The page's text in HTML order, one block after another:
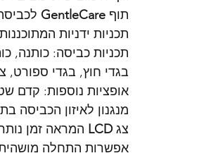
תוף GentleCare
תכניות ידניות
בגדי חוץ, בגדי ספורט,
אופציות נוספות: קדם
מנגנון לאיזון הכביסה
צג LCD המראה זמן
אפשרות התחלה מושהית עד 20